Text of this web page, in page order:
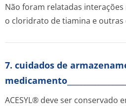
Não foram relatadas
o cloridrato de tiamina e outras
7. cuidados de
ACESYL® deve ser conservado